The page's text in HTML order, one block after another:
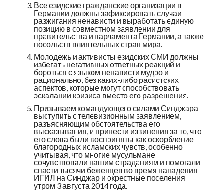
Все езидские гражданские организации в
Германии должны зафиксировать случаи
разжигания ненависти и выработать единую
позицию в совместном заявлении для
правительства и парламента Германии, а также
посольств влиятельных стран мира.
Молодежь и активисты езидских СМИ должны
избегать негативных ответных реакций и
бороться с языком ненависти мудро и
рационально, без каких-либо расистских
аспектов, которые могут способствовать
эскалации кризиса вместо его разрешения.
Призываем командующего силами Синджара
выступить с телевизионным заявлением,
разъясняющим обстоятельства его
высказывания, и принести извинения за то, что
его слова были восприняты как оскорбление
благородных исламских чувств, особенно
учитывая, что многие мусульмане
сочувствовали нашим страданиям и помогали
спасти тысячи беженцев во время нападения
ИГИЛ на Синджар и окрестные поселения
утром 3 августа 2014 года.